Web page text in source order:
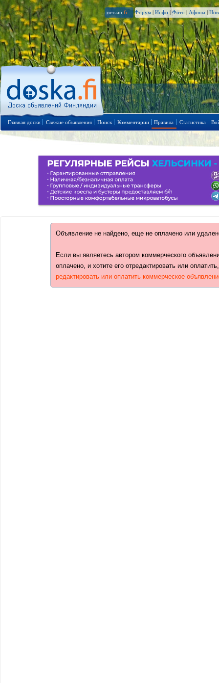
russian .fi Форум | Инфо | Фото | Афиша |
Главная доски Свежие объявления Поиск Комментарии Правила Статистика
Объявление не найдено, еще не оплачено или
Если вы являетесь автором коммерческого
оплачено, и хотите его отредактировать или
редактировать или оплатить коммерческое